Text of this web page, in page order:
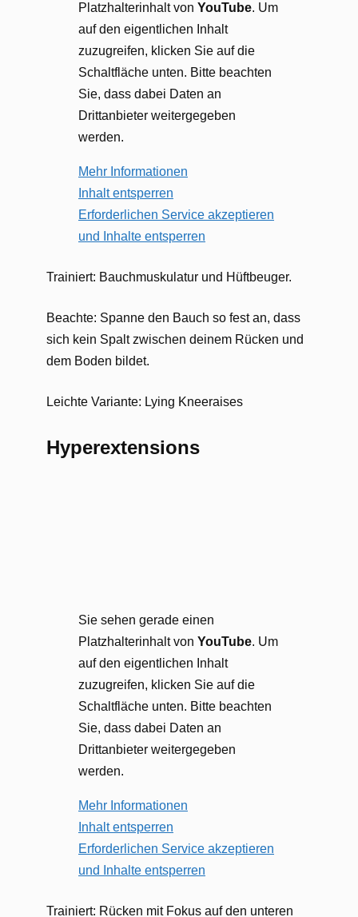
Platzhalterinhalt von YouTube. Um
auf den eigentlichen Inhalt
zuzugreifen, klicken Sie auf die
Schaltfläche unten. Bitte beachten
Sie, dass dabei Daten an
Drittanbieter weitergegeben
werden.
Mehr Informationen
Inhalt entsperren
Erforderlichen Service akzeptieren
und Inhalte entsperren
Trainiert: Bauchmuskulatur und Hüftbeuger.
Beachte: Spanne den Bauch so fest an, dass
sich kein Spalt zwischen deinem Rücken und
dem Boden bildet.
Leichte Variante: Lying Kneeraises
Hyperextensions
Sie sehen gerade einen
Platzhalterinhalt von YouTube. Um
auf den eigentlichen Inhalt
zuzugreifen, klicken Sie auf die
Schaltfläche unten. Bitte beachten
Sie, dass dabei Daten an
Drittanbieter weitergegeben
werden.
Mehr Informationen
Inhalt entsperren
Erforderlichen Service akzeptieren
und Inhalte entsperren
Trainiert: Rücken mit Fokus auf den unteren